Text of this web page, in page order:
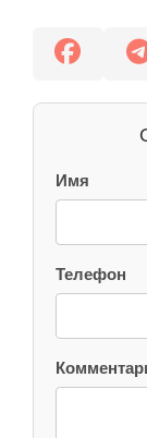
Имя
Телефон